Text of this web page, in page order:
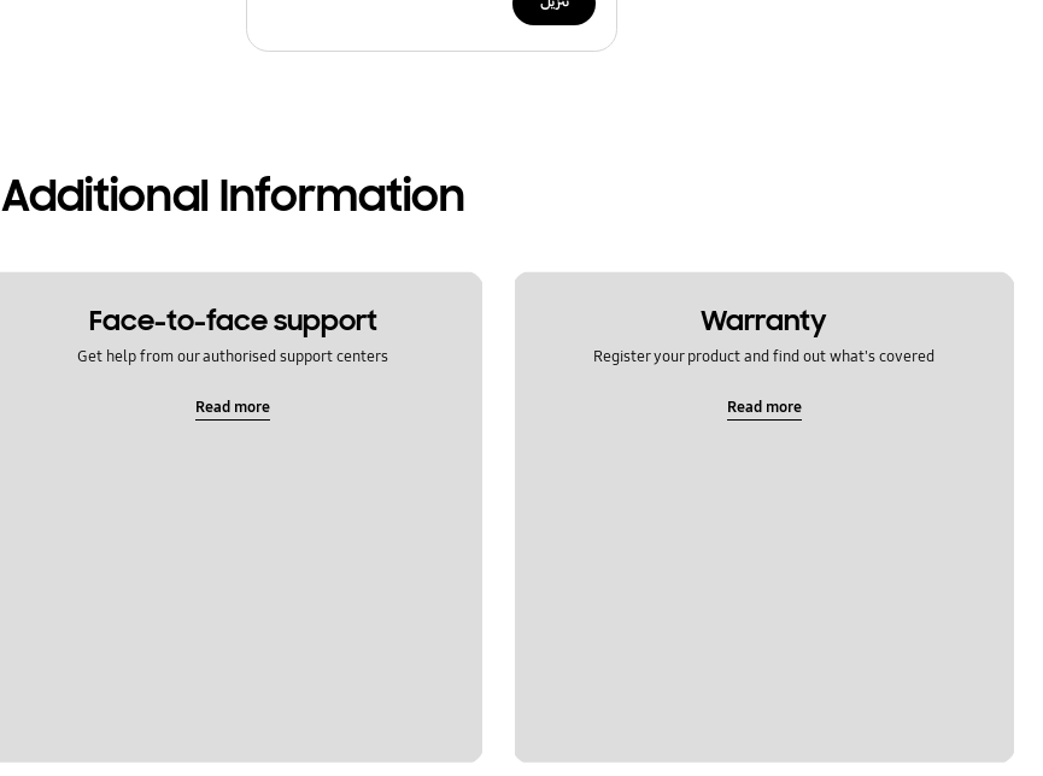
Additional Information
Warranty
Register your product and find out what's covered
Read more
Face-to-face support
Get help from our authorised support centers
Read more